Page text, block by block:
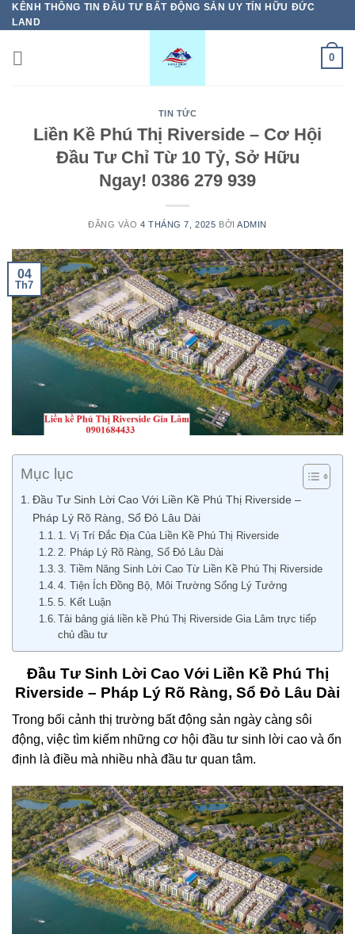
Bỏ
qua
nội
dung
KÊNH THÔNG TIN ĐẦU TƯ BẤT ĐỘNG SẢN UY TÍN HỮU ĐỨC
LAND
0
TIN TỨC
Liền Kề Phú Thị Riverside – Cơ Hội
Đầu Tư Chỉ Từ 10 Tỷ, Sở Hữu
Ngay! 0386 279 939
ĐĂNG VÀO 4 THÁNG 7, 2025 BỞIADMIN
04
Th7
Mục lục
Đầu Tư Sinh Lời Cao Với Liền Kề Phú Thị Riverside –
Pháp Lý Rõ Ràng, Sổ Đỏ Lâu Dài
1. Vị Trí Đắc Địa Của Liền Kề Phú Thị Riverside
2. Pháp Lý Rõ Ràng, Sổ Đỏ Lâu Dài
3. Tiềm Năng Sinh Lời Cao Từ Liền Kề Phú Thị Riverside
4. Tiện Ích Đồng Bộ, Môi Trường Sống Lý Tưởng
5. Kết Luận
Tải bảng giá liền kề Phú Thị Riverside Gia Lâm trực tiếp
chủ đầu tư
Đầu Tư Sinh Lời Cao Với Liền Kề Phú Thị
Riverside – Pháp Lý Rõ Ràng, Sổ Đỏ Lâu Dài
Trong bối cảnh thị trường bất động sản ngày càng sôi
động, việc tìm kiếm những cơ hội đầu tư sinh lời cao và ổn
định là điều mà nhiều nhà đầu tư quan tâm.